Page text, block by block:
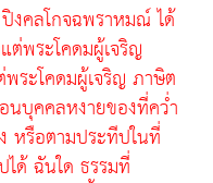
งคลโกจฉพราหมณ์ ได้
พระโคดมผู้เจริญ
ระโคดมผู้เจริญ ภาษิต
นบุคคลหงายของที่คว่ำ
หรือตามประทีปในที่
ด้ ฉันใด ธรรมที่